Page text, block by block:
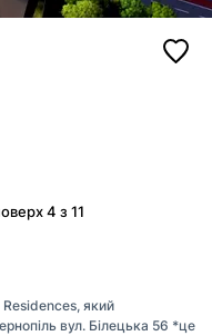
4 з 11
який
вул. Білецька 56 *це